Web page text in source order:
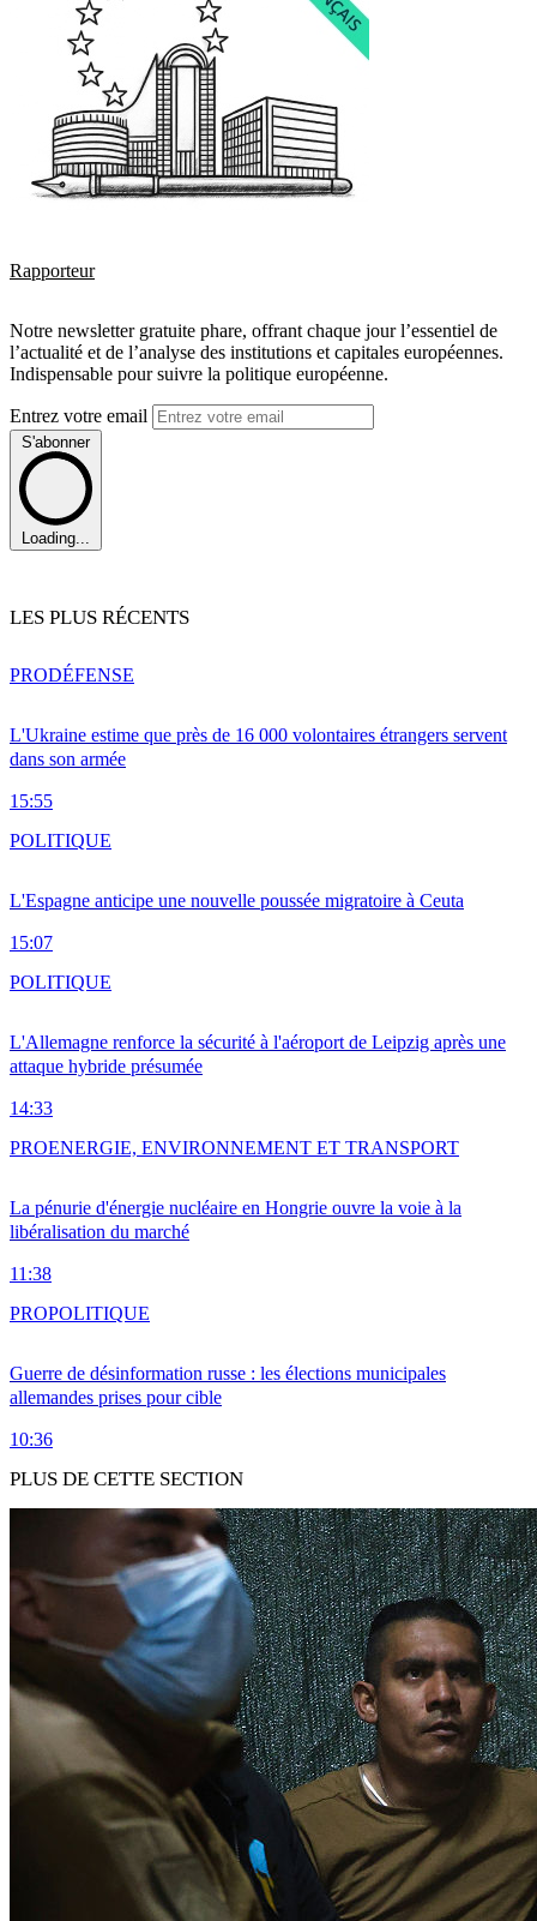
Rapporteur
Notre newsletter gratuite phare, offrant chaque jour l’essentiel de
l’actualité et de l’analyse des institutions et capitales européennes.
Indispensable pour suivre la politique européenne.
Entrez votre email
S'abonner
Loading...
LES PLUS RÉCENTS
L'Ukraine estime que près de 16 000 volontaires étrangers servent
dans son armée
15:55
PRODÉFENSE
L'Espagne anticipe une nouvelle poussée migratoire à Ceuta
15:07
POLITIQUE
L'Allemagne renforce la sécurité à l'aéroport de Leipzig après une
attaque hybride présumée
14:33
POLITIQUE
La pénurie d'énergie nucléaire en Hongrie ouvre la voie à la
libéralisation du marché
11:38
PROENERGIE, ENVIRONNEMENT ET TRANSPORT
Guerre de désinformation russe : les élections municipales
allemandes prises pour cible
10:36
PROPOLITIQUE
PLUS DE CETTE SECTION